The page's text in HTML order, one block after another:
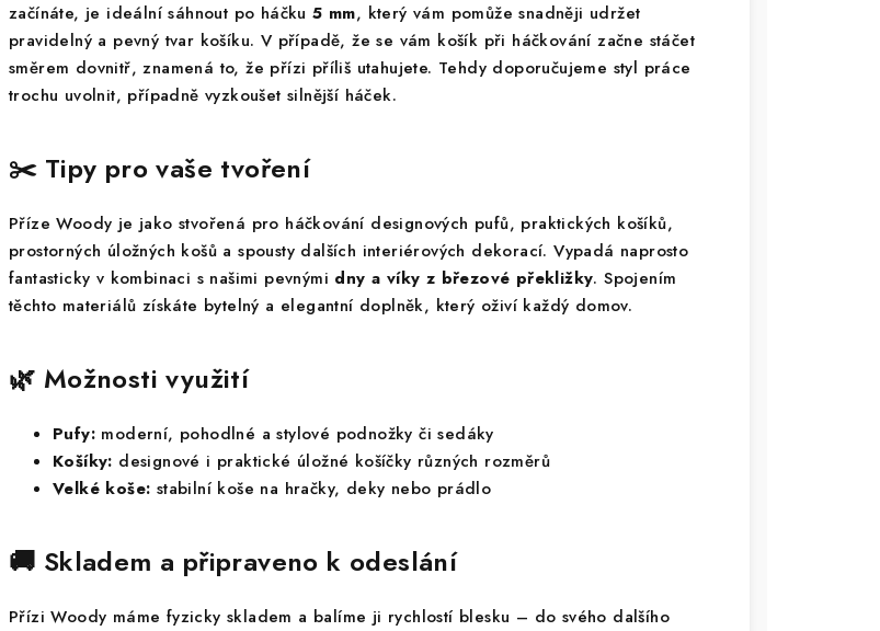
začínáte, je ideální sáhnout po háčku5 mm, který vám pomůže snadněji udržet
pravidelný a pevný tvar košíku. V případě, že se vám košík při háčkování začne stáčet
směrem dovnitř, znamená to, že přízi příliš utahujete. Tehdy doporučujeme styl práce
trochu uvolnit, případně vyzkoušet silnější háček.
✂️ Tipy pro vaše tvoření
Příze Woody je jako stvořená pro háčkování designových pufů, praktických košíků,
prostorných úložných košů a spousty dalších interiérových dekorací. Vypadá naprosto
fantasticky v kombinaci s našimi pevnými dny a víky z březové překližky. Spojením
těchto materiálů získáte bytelný a elegantní doplněk, který oživí každý domov.
🌿 Možnosti využití
Pufy: moderní, pohodlné a stylové podnožky či sedáky
Košíky: designové i praktické úložné košíčky různých rozměrů
Velké koše: stabilní koše na hračky, deky nebo prádlo
🚚 Skladem a připraveno k odeslání
Přízi Woody máme fyzicky skladem a balíme ji rychlostí blesku – do svého dalšího